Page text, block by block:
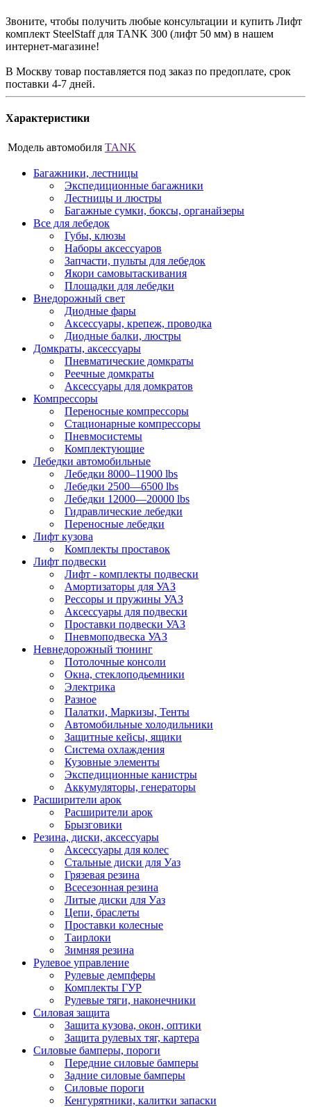
Звоните, чтобы получить любые консультации и купить Лифт
комплект SteelStaff для TANK 300 (лифт 50 мм) в нашем
интернет-магазине!
В Москву товар поставляется под заказ по предоплате, срок
поставки 4-7 дней.
Характеристики
Модель автомобиля TANK
Багажники, лестницы
Экспедиционные багажники
Лестницы и люстры
Багажные сумки, боксы, органайзеры
Все для лебедок
Губы, клюзы
Наборы аксессуаров
Запчасти, пульты для лебедок
Якори самовытаскивания
Площадки для лебедки
Внедорожный свет
Диодные фары
Аксессуары, крепеж, проводка
Диодные балки, люстры
Домкраты, аксессуары
Пневматические домкраты
Реечные домкраты
Аксессуары для домкратов
Компрессоры
Переносные компрессоры
Стационарные компрессоры
Пневмосистемы
Комплектующие
Лебедки автомобильные
Лебедки 8000–11900 lbs
Лебедки 2500—6500 lbs
Лебедки 12000—20000 lbs
Гидравлические лебедки
Переносные лебедки
Лифт кузова
Комплекты проставок
Лифт подвески
Лифт - комплекты подвески
Амортизаторы для УАЗ
Рессоры и пружины УАЗ
Аксессуары для подвески
Проставки подвески УАЗ
Пневмоподвеска УАЗ
Невнедорожный тюнинг
Потолочные консоли
Окна, стеклоподьемники
Электрика
Разное
Палатки, Маркизы, Тенты
Автомобильные холодильники
Защитные кейсы, ящики
Система охлаждения
Кузовные элементы
Экспедиционные канистры
Аккумуляторы, генераторы
Расширители арок
Расширители арок
Брызговики
Резина, диски, аксессуары
Аксессуары для колес
Стальные диски для Уаз
Грязевая резина
Всесезонная резина
Литые диски для Уаз
Цепи, браслеты
Проставки колесные
Таирлоки
Зимняя резина
Рулевое управление
Рулевые демпферы
Комплекты ГУР
Рулевые тяги, наконечники
Силовая защита
Защита кузова, окон, оптики
Защита рулевых тяг, картера
Силовые бамперы, пороги
Передние силовые бамперы
Задние силовые бамперы
Силовые пороги
Кенгурятники, калитки запаски